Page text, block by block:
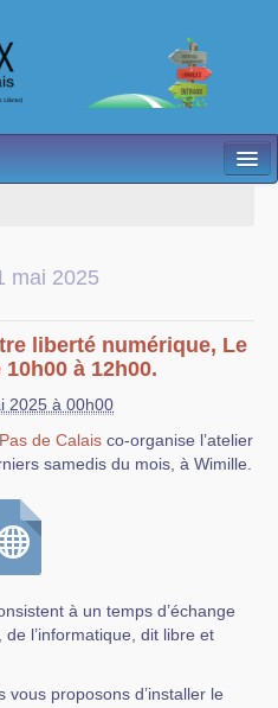
mai 2025
liberté numérique, Le
à 12h00.
2025 à 00h00
de Calais co-organise l’atelier
samedis du mois, à Wimille.
à un temps d’échange
l’informatique, dit libre et
proposons d’installer le